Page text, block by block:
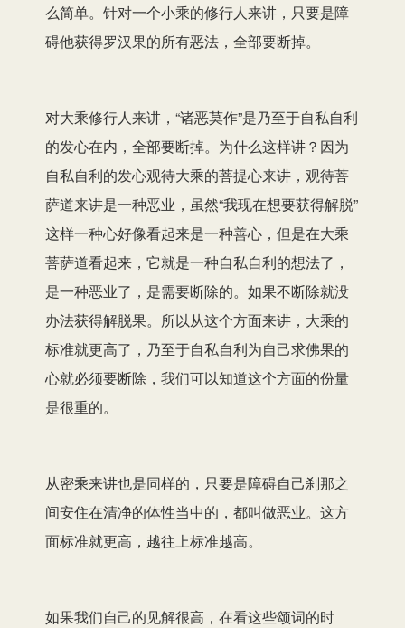
么简单。针对一个小乘的修行人来讲，只要是障
碍他获得罗汉果的所有恶法，全部要断掉。
对大乘修行人来讲，“诸恶莫作”是乃至于自私自利
的发心在内，全部要断掉。为什么这样讲？因为
自私自利的发心观待大乘的菩提心来讲，观待菩
萨道来讲是一种恶业，虽然“我现在想要获得解脱”
这样一种心好像看起来是一种善心，但是在大乘
菩萨道看起来，它就是一种自私自利的想法了，
是一种恶业了，是需要断除的。如果不断除就没
办法获得解脱果。所以从这个方面来讲，大乘的
标准就更高了，乃至于自私自利为自己求佛果的
心就必须要断除，我们可以知道这个方面的份量
是很重的。
从密乘来讲也是同样的，只要是障碍自己刹那之
间安住在清净的体性当中的，都叫做恶业。这方
面标准就更高，越往上标准越高。
如果我们自己的见解很高，在看这些颂词的时